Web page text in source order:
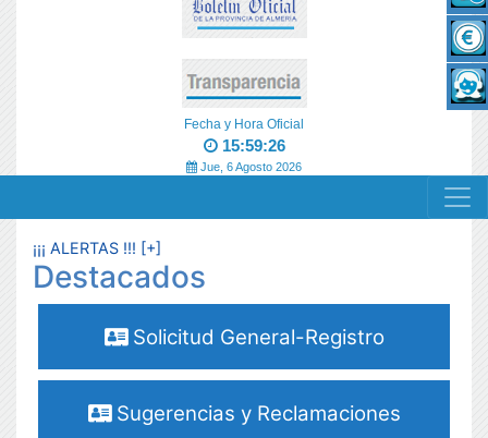
Fecha y Hora Oficial
15:59:27
Jue, 6 Agosto 2026
MENÚ RESPONSIVE
¡¡¡ ALERTAS !!! [+]
Destacados
Solicitud General-Registro
Sugerencias y Reclamaciones